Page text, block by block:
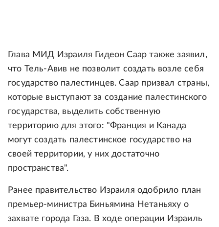
Глава МИД Израиля Гидеон Саар также заявил,
что Тель-Авив не позволит создать возле себя
государство палестинцев. Саар призвал страны,
которые выступают за создание палестинского
государства, выделить собственную
территорию для этого: "Франция и Канада
могут создать палестинское государство на
своей территории, у них достаточно
пространства".
Ранее правительство Израиля одобрило план
премьер-министра Биньямина Нетаньяху о
захвате города Газа. В ходе операции Израиль